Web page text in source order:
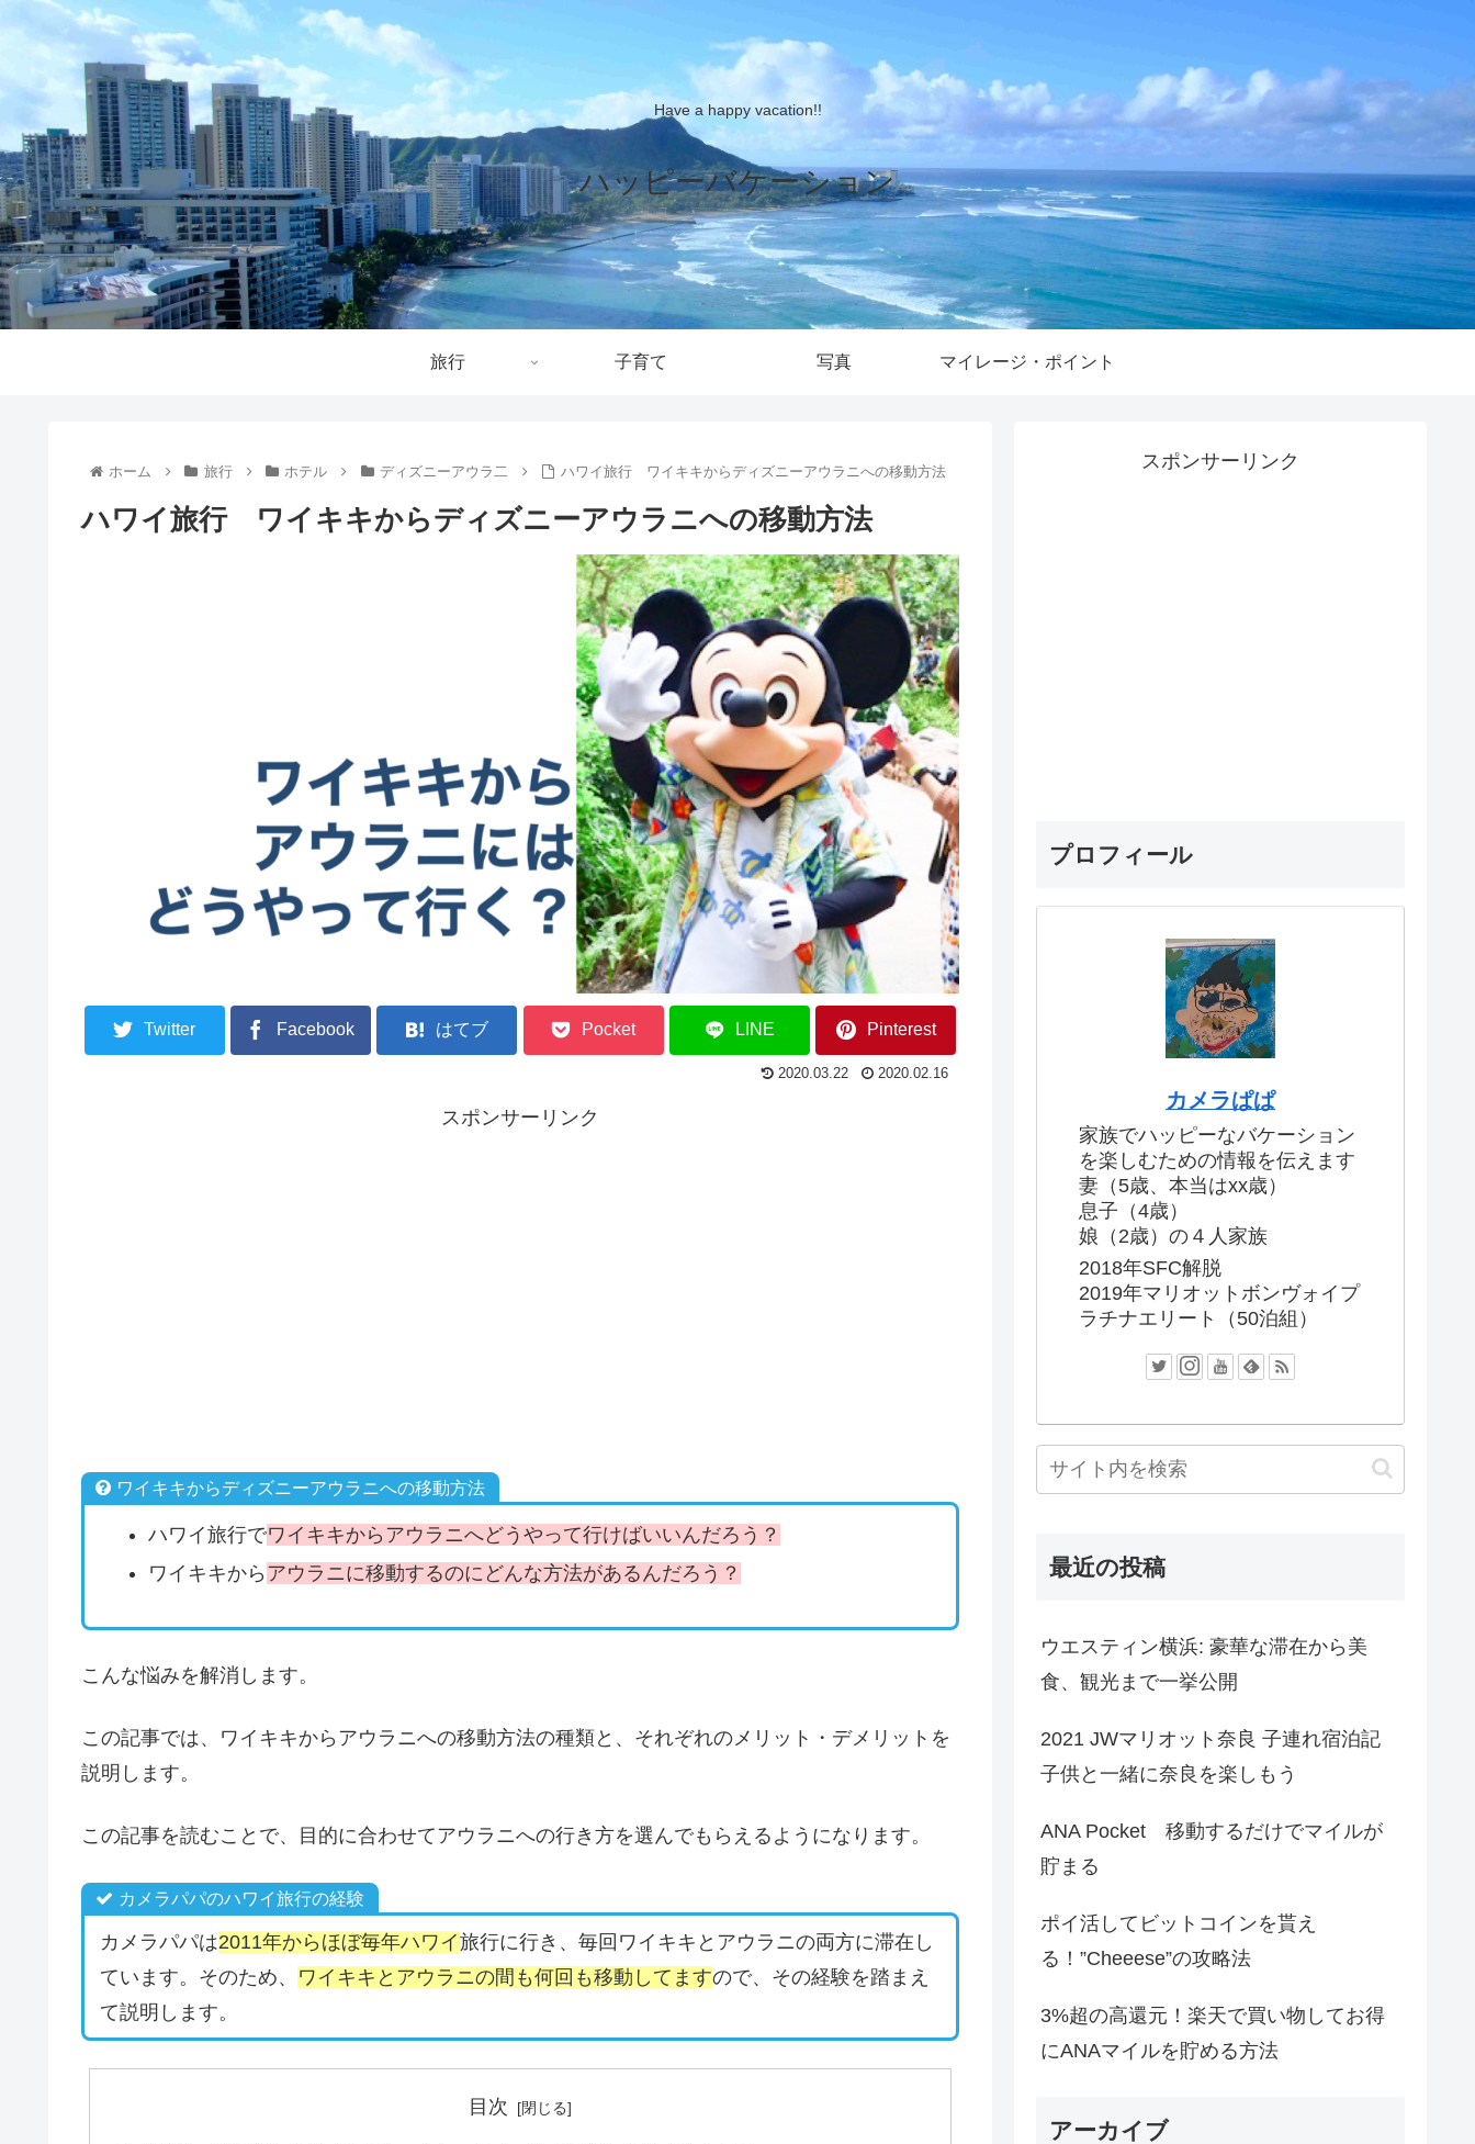
Have a happy vacation!!
ハッピーバケーション
旅行 子育て 写真 マイレージ・ポイント
ホーム 旅行 ホテル ディズニーアウラ二 ハワイ旅行 ワイキキからディズニーアウラニへの移動方法
ハワイ旅行 ワイキキからディズニーアウラニへの移動方法
Twitter Facebook はてブ Pocket LINE Pinterest
2020.03.22 2020.02.16
スポンサーリンク
ワイキキからディズニーアウラニへの移動方法
ハワイ旅行でワイキキからアウラニへどうやって行けばいいんだろう？
ワイキキから アウラニに移動するのにどんな方法があるんだろう？
こんな悩みを解消します。
この記事では、ワイキキからアウラニへの移動方法の種類と、それぞれのメリット・デメリットを
説明します。
この記事を読むことで、目的に合わせてアウラニへの行き方を選んでもらえるようになります。
カメラパパのハワイ旅行の経験
カメラパパは2011年からほぼ毎年ハワイ旅行に行き、毎回ワイキキとアウラニの両方に滞在し
ています。そのため、 ワイキキとアウラニの間も何回も移動してますので、その経験を踏まえ
て説明します。
目次
スポンサーリンク
プロフィール
カメラぱぱ
家族でハッピーなバケーション
を楽しむための情報を伝えます
妻（5歳、本当はxx歳）
息子（4歳）
娘（2歳）の４人家族
2018年SFC解脱
2019年マリオットボンヴォイプ
ラチナエリート（50泊組）
最近の投稿
ウエスティン横浜: 豪華な滞在から美
食、観光まで一挙公開
2021 JWマリオット奈良 子連れ宿泊記
子供と一緒に奈良を楽しもう
ANA Pocket 移動するだけでマイルが
貯まる
ポイ活してビットコインを貰え
る！”Cheeese”の攻略法
3%超の高還元！楽天で買い物してお得
にANAマイルを貯める方法
アーカイブ